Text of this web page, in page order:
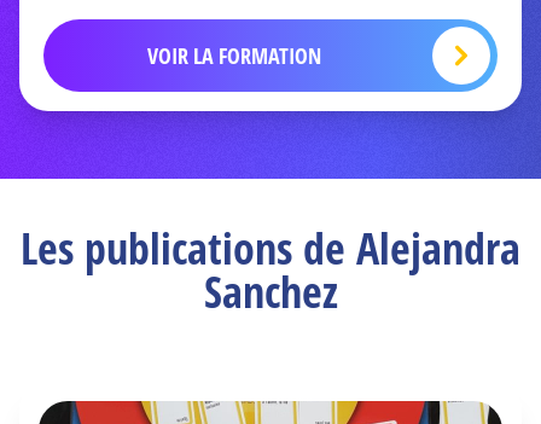
VOIR LA FORMATION
Les publications de Alejandra
Sanchez